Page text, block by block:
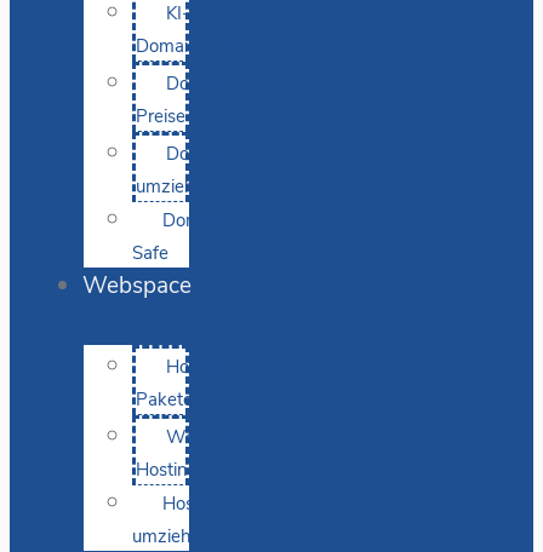
KI-
Domainsuche
Domain-
Preise
Domain
umziehen
Domain-
Safe
Webspace
Hosting-
Pakete
WordPress
Hosting
Hosting
umziehen